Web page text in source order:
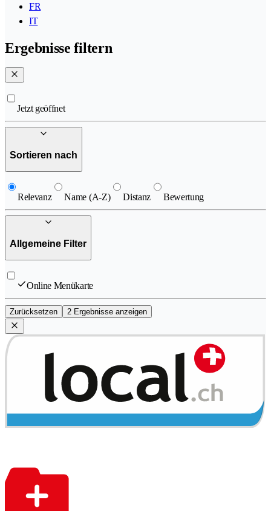
FR
IT
Ergebnisse filtern
Jetzt geöffnet
Sortieren nach
Relevanz Name (A-Z) Distanz Bewertung
Allgemeine Filter
Online Menükarte
Zurücksetzen 2 Ergebnisse anzeigen